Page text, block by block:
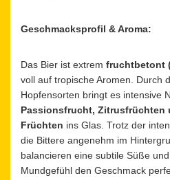
Geschmacksprofil & Aroma:
Das Bier ist extrem fruchtbetont
voll auf tropische Aromen. Durch
Hopfensorten bringt es intensive
Passionsfrucht, Zitrusfrüchten
Früchten ins Glas. Trotz der
die Bittere angenehm im
balancieren eine subtile Süße
Mundgefühl den Geschmack